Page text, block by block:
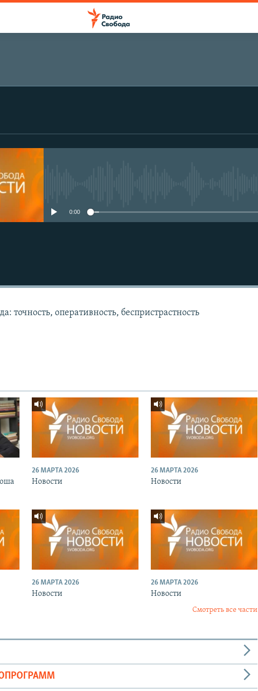
0:00
точность, оперативность, беспристрастность
26 МАРТА 2026
Новости
26 МАРТА 2026
Новости
26 МАРТА 2026
Новости
26 МАРТА 2026
Новости
Смотреть все части